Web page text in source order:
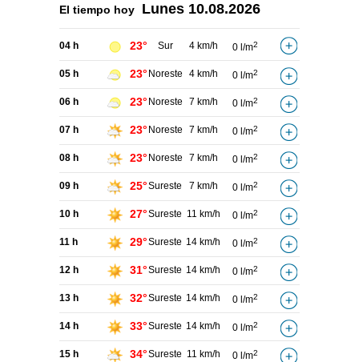
El tiempo hoy Lunes 10.08.2026
04 h 23° Sur 4 km/h 0 l/m2
05 h 23° Noreste 4 km/h 0 l/m2
06 h 23° Noreste 7 km/h 0 l/m2
07 h 23° Noreste 7 km/h 0 l/m2
08 h 23° Noreste 7 km/h 0 l/m2
09 h 25°Sureste 7 km/h 0 l/m2
10 h 27°Sureste 11 km/h 0 l/m2
11 h 29°Sureste 14 km/h 0 l/m2
12 h 31°Sureste 14 km/h 0 l/m2
13 h 32°Sureste 14 km/h 0 l/m2
14 h 33°Sureste 14 km/h 0 l/m2
15 h 34°Sureste 11 km/h 0 l/m2